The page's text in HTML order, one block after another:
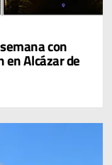
con
en Alcázar de